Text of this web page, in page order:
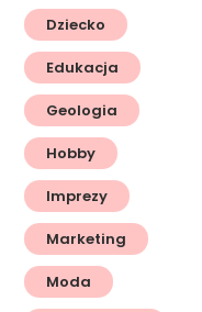
Dziecko
Edukacja
Geologia
Hobby
Imprezy
Marketing
Moda